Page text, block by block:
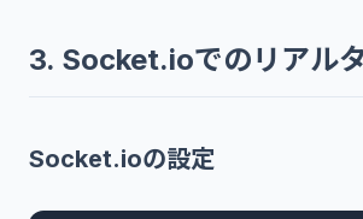
3. Socket.ioでのリアル
Socket.ioの設定